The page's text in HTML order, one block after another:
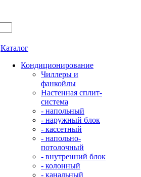
Каталог
Кондиционирование
Чиллеры и
фанкойлы
Настенная сплит-
система
- напольный
- наружный блок
- кассетный
- напольно-
потолочный
- внутренний блок
- колонный
- канальный